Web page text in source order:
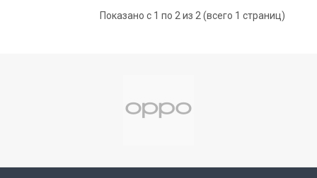
Показано с 1 по 2 из 2 (всего 1 страниц)